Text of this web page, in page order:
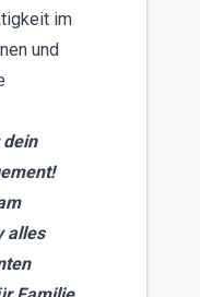
im
und
dein
alles